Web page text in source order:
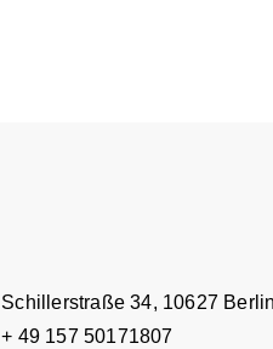
Schillerstraße 34, 10627 Berlin
+ 49 157 50171807